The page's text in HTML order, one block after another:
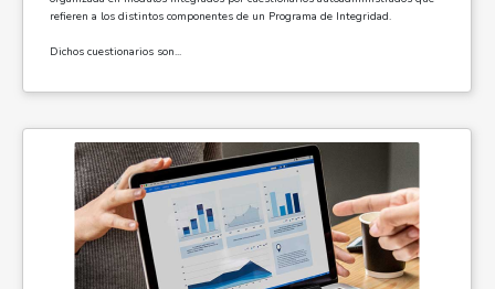
refieren a los distintos componentes de un Programa de Integridad.
Dichos cuestionarios son...